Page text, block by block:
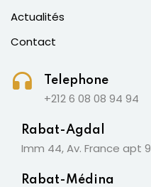
Actualités
Contact
Telephone
+212 6 08 08 94 94
Rabat-Agdal
Imm 44, Av. France apt
Rabat-Médina